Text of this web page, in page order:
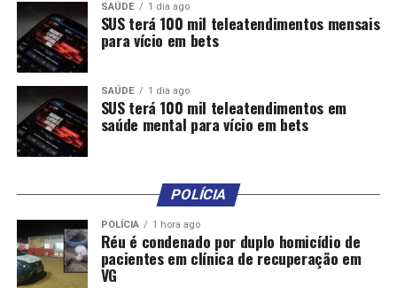
SAÚDE 1 dia ago
SUS terá 100 mil teleatendimentos mensais
para vício em bets
SAÚDE 1 dia ago
SUS terá 100 mil teleatendimentos em
saúde mental para vício em bets
POLÍCIA
POLÍCIA 1 hora ago
Réu é condenado por duplo homicídio de
pacientes em clínica de recuperação em
VG